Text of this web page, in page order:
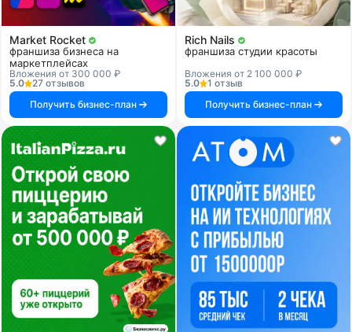
Market Rocket
франшиза бизнеса на
маркетплейсах
Вложения от 300 000 ₽
5.0
27 отзывов
Получить бизнес-план
Rich Nails
франшиза студии красоты
Вложения от 2 100 000 ₽
5.0
1 отзыв
Получить бизнес-план